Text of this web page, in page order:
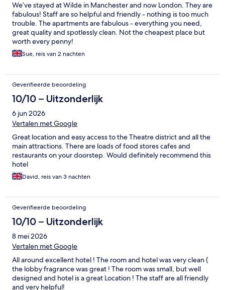
We’ve stayed at Wilde in Manchester and now London. They are
fabulous! Staff are so helpful and friendly - nothing is too much
trouble. The apartments are fabulous - everything you need,
great quality and spotlessly clean. Not the cheapest place but
worth every penny!
Sue, reis van 2 nachten
Geverifieerde beoordeling
10/10 – Uitzonderlijk
6 jun 2026
Vertalen met Google
Great location and easy access to the Theatre district and all the
main attractions. There are loads of food stores cafes and
restaurants on your doorstep. Would definitely recommend this
hotel
David, reis van 3 nachten
Geverifieerde beoordeling
10/10 – Uitzonderlijk
8 mei 2026
Vertalen met Google
All around excellent hotel ! The room and hotel was very clean (
the lobby fragrance was great ! The room was small, but well
designed and hotel is a great Location ! The staff are all friendly
and very helpful!